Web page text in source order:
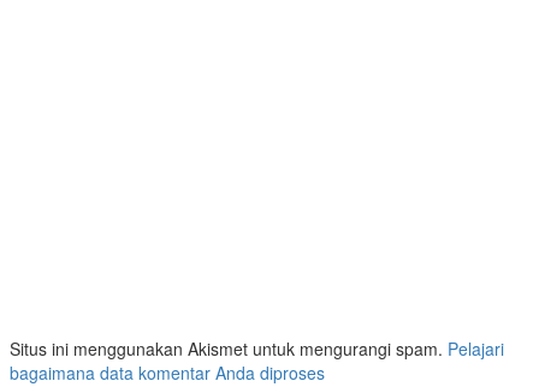
Situs ini menggunakan Akismet untuk mengurangi spam. Pelajari
bagaimana data komentar Anda diproses